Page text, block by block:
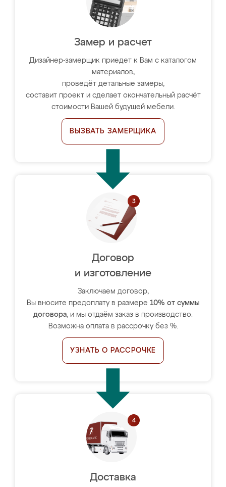
Замер и расчет
Дизайнер-замерщик приедет к Вам с каталогом
материалов,
проведёт детальные замеры,
составит проект и сделает окончательный расчёт
стоимости Вашей будущей мебели.
ВЫЗВАТЬ ЗАМЕРЩИКА
Договор
и изготовление
Заключаем договор,
Вы вносите предоплату в размере 10% от суммы
договора, и мы отдаём заказ в производство.
Возможна оплата в рассрочку без %.
УЗНАТЬ О РАССРОЧКЕ
Доставка